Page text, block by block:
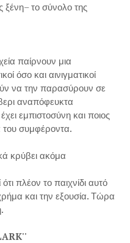
ξένη– το σύνολο της
παίρνουν μια
όσο και αινιγματικοί
να την παρασύρουν σε
αναπόφευκτα
εμπιστοσύνη και ποιος
του συμφέροντα.
κρύβει ακόμα
πλέον το παιχνίδι αυτό
και την εξουσία. Τώρα